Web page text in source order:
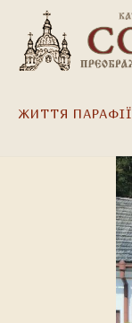
ЖИТТЯ ПАРАФІЇ